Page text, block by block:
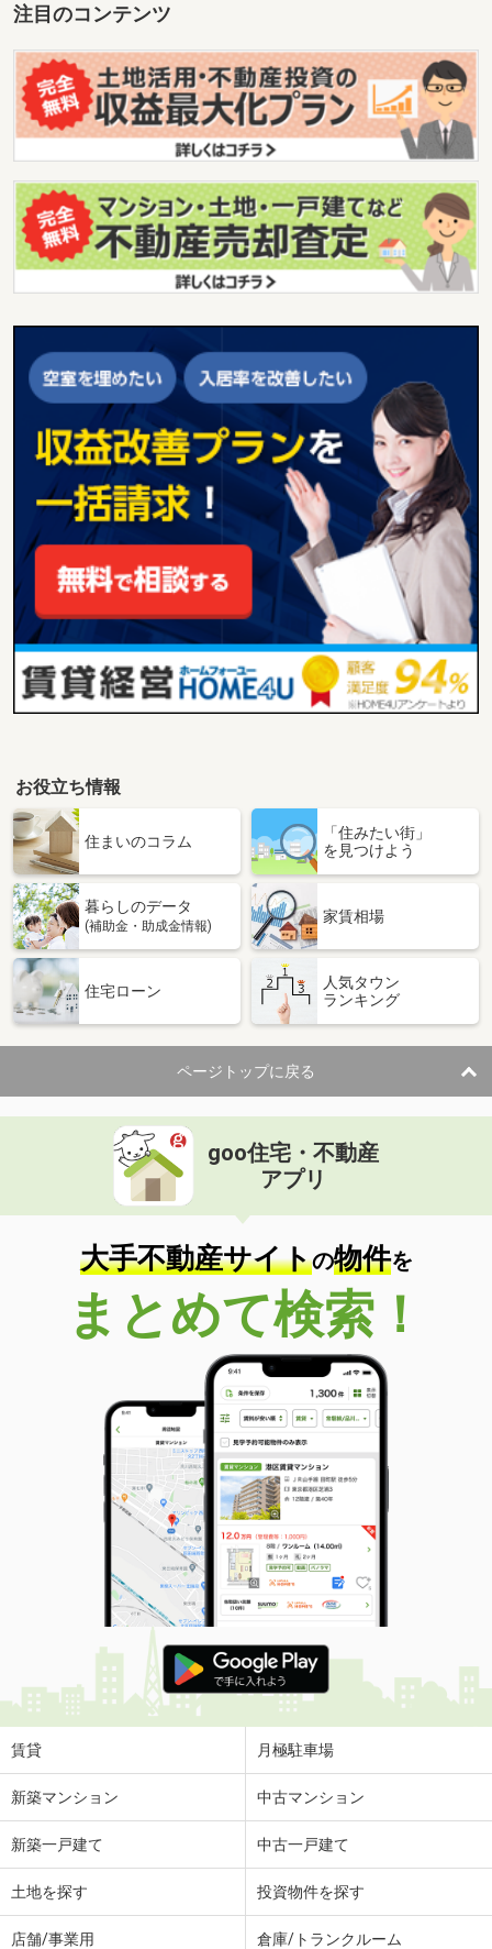
注目のコンテンツ
お役立ち情報
住まいのコラム
「住みたい街」
を見つけよう
暮らしのデータ
(補助金・助成金情報)
家賃相場
住宅ローン
人気タウン
ランキング
ページトップに戻る
goo住宅・不動産
アプリ
大手不動産サイトの物件を
まとめて検索！
賃貸 月極駐車場
新築マンション 中古マンション
新築一戸建て 中古一戸建て
土地を探す 投資物件を探す
店舗/事業用 倉庫/トランクルーム